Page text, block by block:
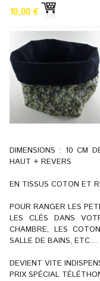
10,00 €
DIMENSIONS : 10 CM
HAUT + REVERS
EN TISSUS COTON ET
POUR RANGER LES
LES CLÉS DANS
CHAMBRE, LES
SALLE DE BAINS, ETC…
DEVIENT VITE
PRIX SPÉCIAL